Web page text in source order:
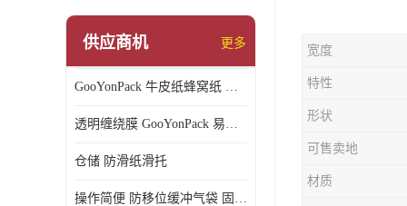
供应商机 更多
GooYonPack 牛皮纸蜂窝纸 循环使用
透明缠绕膜 GooYonPack 易撕扯不残留
仓储 防滑纸滑托
操作简便 防移位缓冲气袋 固永包材
宽度
特性
形状
可售卖地
材质